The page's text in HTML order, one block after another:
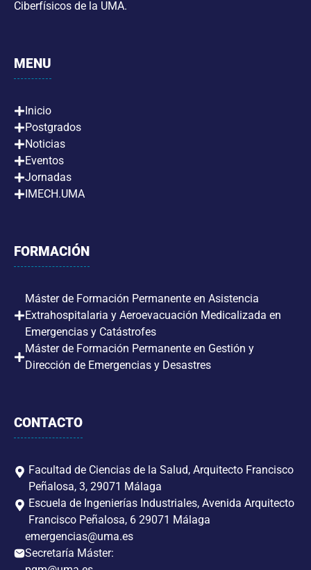
Ciberfísicos de la UMA.
MENU
Inicio
Postgrados
Noticias
Eventos
Jornadas
IMECH.UMA
FORMACIÓN
Máster de Formación Permanente en Asistencia
Extrahospitalaria y Aeroevacuación Medicalizada en
Emergencias y Catástrofes
Máster de Formación Permanente en Gestión y
Dirección de Emergencias y Desastres
CONTACTO
Facultad de Ciencias de la Salud, Arquitecto Francisco
Peñalosa, 3, 29071 Málaga
Escuela de Ingenierías Industriales, Avenida Arquitecto
Francisco Peñalosa, 6 29071 Málaga
emergencias@uma.es
Secretaría Máster: